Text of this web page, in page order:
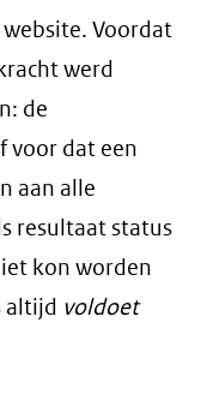
Voordat
werd
de
voor dat een
aan alle
resultaat status
kon worden
altijd voldoet